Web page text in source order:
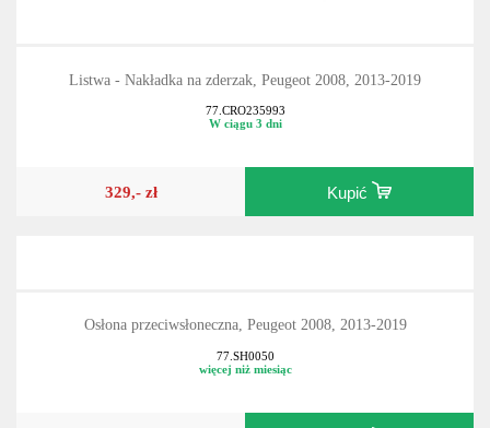
Listwa - Nakładka na zderzak, Peugeot 2008, 2013-2019
77.CRO235993
W ciągu 3 dni
329,- zł Kupić
Osłona przeciwsłoneczna, Peugeot 2008, 2013-2019
77.SH0050
więcej niż miesiąc